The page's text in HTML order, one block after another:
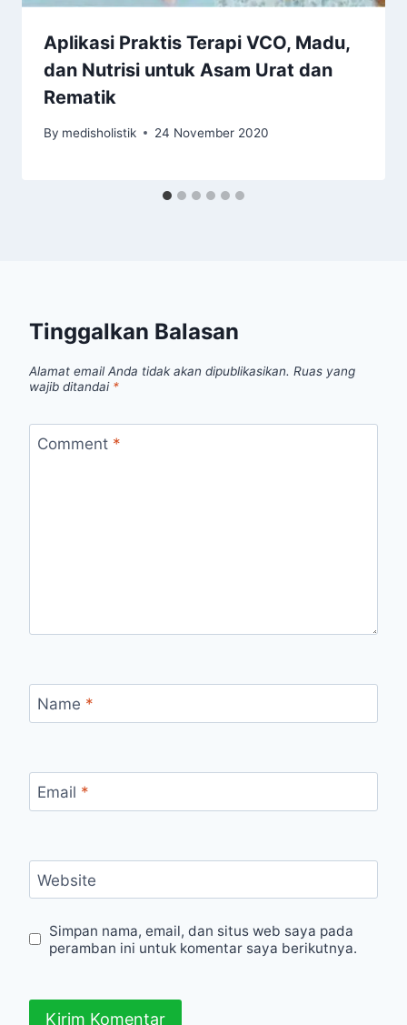
Aplikasi Praktis Terapi VCO, Madu,
dan Nutrisi untuk Asam Urat dan
Rematik
By medisholistik 24 November 2020
Tinggalkan Balasan
Alamat email Anda tidak akan dipublikasikan. Ruas yang
wajib ditandai *
Comment *
Name *
Email *
Website
Simpan nama, email, dan situs web saya pada
peramban ini untuk komentar saya berikutnya.